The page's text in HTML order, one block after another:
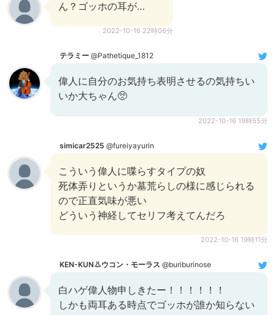
ん？ゴッホの耳が…
2022-10-16 22時06分
テラミー @Pathetique_1812
偉人に自分のお気持ち表明させるの気持ちい
いか大ちゃん🥺
2022-10-16 19時55分
simicar2525 @fureiyayurin
こういう偉人に喋らすタイプの奴
死体弄りというか墓荒らしの様に感じられる
ので正直気味が悪い
どういう神経してセリフ考えてんだろ
2022-10-16 19時11分
KEN-KUN👃ウコン・モーラス @buriburinose
白ハゲ偉人物申しきたー！！！！！！
しかも両耳ある時点でゴッホが誰か知らない